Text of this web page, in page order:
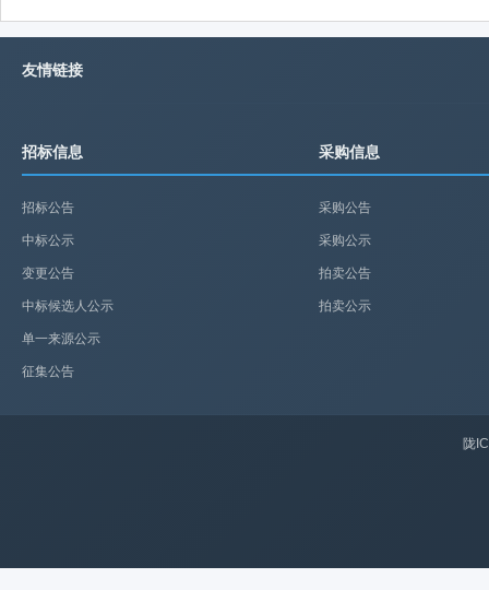
友情链接
招标信息
招标公告
中标公示
变更公告
中标候选人公示
单一来源公示
征集公告
采购信息
采购公告
采购公示
拍卖公告
拍卖公示
陇